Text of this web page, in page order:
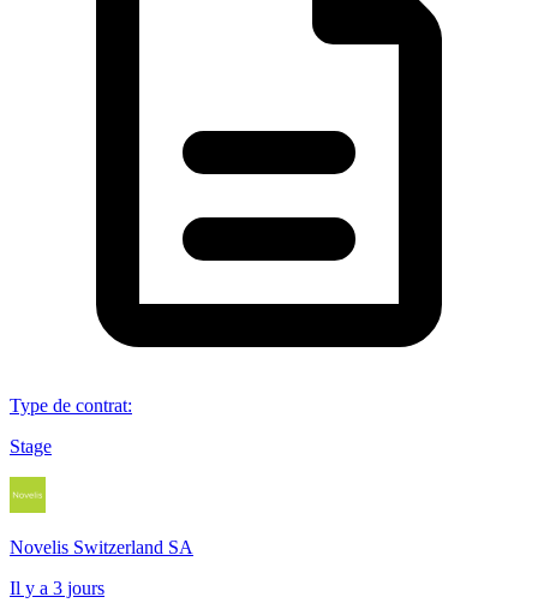
Type de contrat:
Stage
Novelis Switzerland SA
Il y a 3 jours